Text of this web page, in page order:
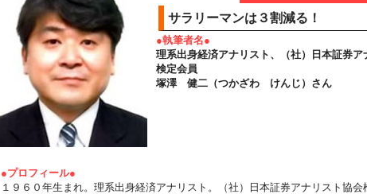
サラリーマンは３割減る！
●執筆者名●
理系出身経済アナリスト、（社）日本証券ア
検定会員
塚澤 健二（つかざわ けんじ）さん
●プロフィール●
１９６０年生まれ。理系出身経済アナリスト。（社）日本証券アナリスト協会